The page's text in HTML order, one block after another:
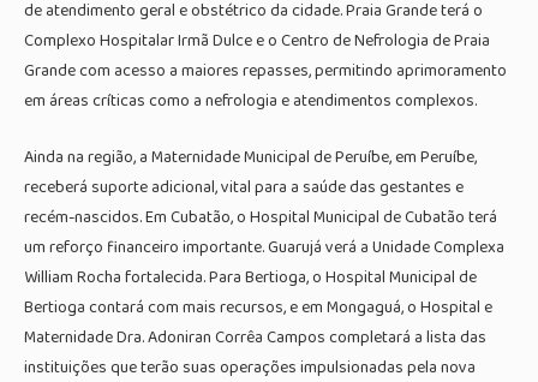
de atendimento geral e obstétrico da cidade. Praia Grande terá o
Complexo Hospitalar Irmã Dulce e o Centro de Nefrologia de Praia
Grande com acesso a maiores repasses, permitindo aprimoramento
em áreas críticas como a nefrologia e atendimentos complexos.
Ainda na região, a Maternidade Municipal de Peruíbe, em Peruíbe,
receberá suporte adicional, vital para a saúde das gestantes e
recém-nascidos. Em Cubatão, o Hospital Municipal de Cubatão terá
um reforço financeiro importante. Guarujá verá a Unidade Complexa
William Rocha fortalecida. Para Bertioga, o Hospital Municipal de
Bertioga contará com mais recursos, e em Mongaguá, o Hospital e
Maternidade Dra. Adoniran Corrêa Campos completará a lista das
instituições que terão suas operações impulsionadas pela nova